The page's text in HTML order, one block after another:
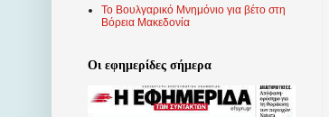
Το Βουλγαρικό Μνημόνιο για βέτο στη
Βόρεια Μακεδονία
Οι εφημερίδες σήμερα